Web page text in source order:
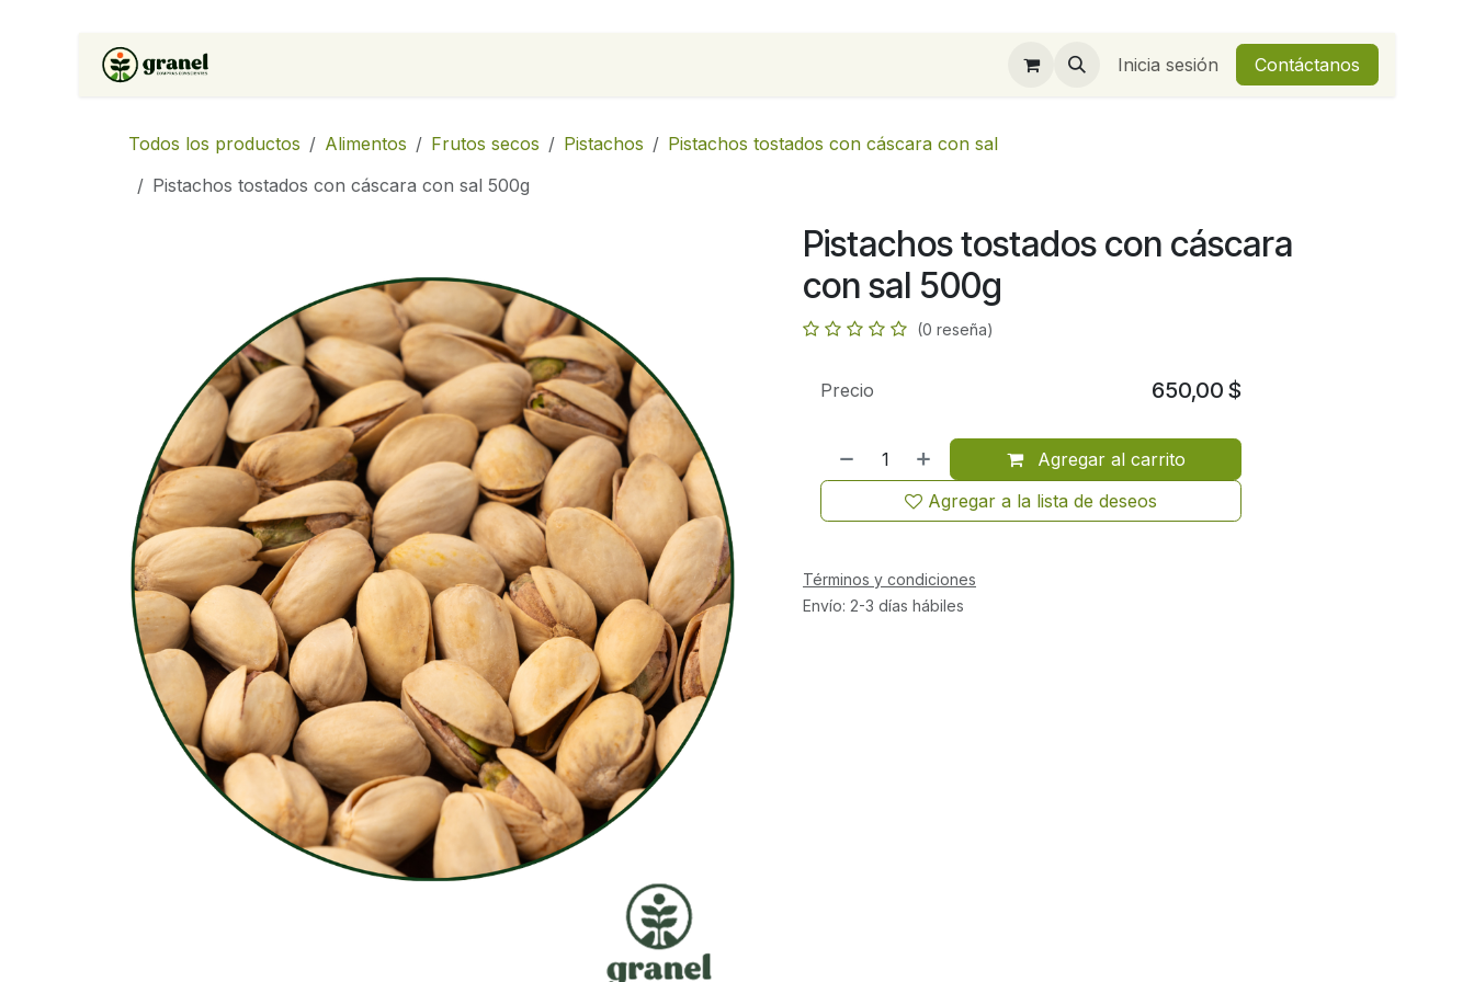
Ir al contenido
Inicia sesión Contáctanos
Todos los productos Alimentos Frutos secos Pistachos
Pistachos tostados con cáscara con sal
Pistachos tostados con cáscara con sal 500g
Pistachos tostados con cáscara
con sal 500g
(0 reseña)
Agregar al carrito
Agregar a la lista de deseos
Precio 650,00 $
Términos y condiciones
Envío: 2-3 días hábiles